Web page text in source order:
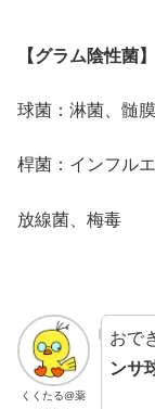
【グラム陰性菌】
球菌：淋菌、髄
桿菌：インフル
放線菌、梅毒
くくたる@薬
おで
ンサ